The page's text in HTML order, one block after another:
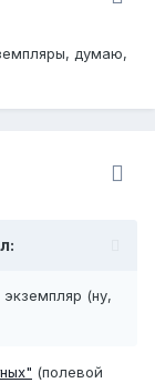
думаю,
(ну,
(полевой